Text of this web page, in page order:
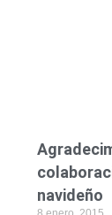
navideño